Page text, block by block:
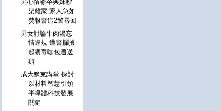
男心情鬱卒與妹吵
架離家 家人急如
焚報警這2警尋回
男女討論牛肉湯忘
情違規 遭警攔撿
起獲毒咖包遭送
辦
成大默克講堂 探討
以材料智慧引領
半導體科技發展
關鍵